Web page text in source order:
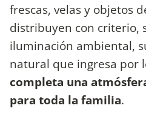
frescas, velas y objetos
distribuyen con criterio,
iluminación ambiental,
natural que ingresa por
completa una
para toda la familia.